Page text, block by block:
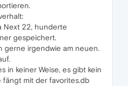
Next 22, hunderte
gespeichert.
gerne irgendwie am neuen.
in keiner Weise, es gibt kein
mit der favorites.db